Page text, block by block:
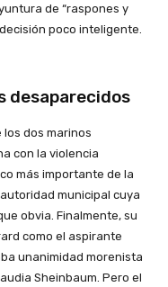
de “raspones y
poco inteligente.
desaparecidos
los dos marinos
con la violencia
más importante de la
municipal cuya
obvia. Finalmente, su
como el aspirante
unanimidad morenista
Sheinbaum. Pero el